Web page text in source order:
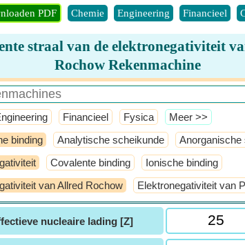
PDF Chemie Engineering Financieel
straal van de elektronegativiteit
Rochow Rekenmachine
Financieel Fysica ​Meer >>
binding Analytische scheikunde Anorganische
Covalente binding Ionische binding
van Allred Rochow Elektronegativiteit van
nucleaire lading [Z]